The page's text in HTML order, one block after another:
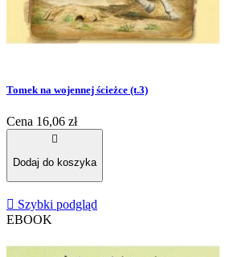
Tomek na wojennej ścieżce (t.3)
Cena 16,06 zł

Dodaj do koszyka
 Szybki podgląd
EBOOK